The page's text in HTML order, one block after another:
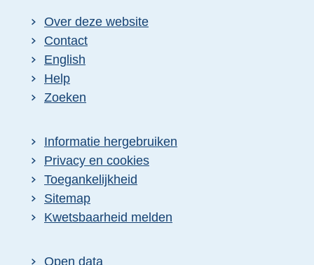
Over deze website
Contact
English
Help
Zoeken
Informatie hergebruiken
Privacy en cookies
Toegankelijkheid
Sitemap
Kwetsbaarheid melden
Open data